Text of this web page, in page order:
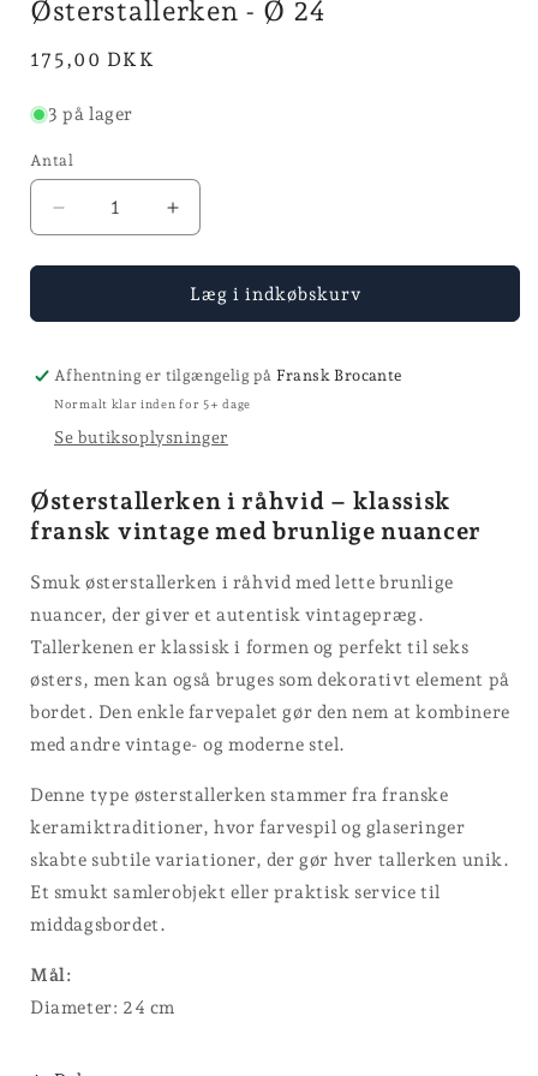
1
Østerstallerken - Ø 24
Normalpris
175,00 DKK
3 på lager
Antal
Reducer
antallet
for
Østerstallerken
-
24
Øg
antallet
for
Østerstallerken
-
24
Læg i indkøbskurv
Afhentning er tilgængelig på Fransk Brocante
Normalt klar inden for 5+ dage
Se butiksoplysninger
Østerstallerken i råhvid – klassisk
fransk vintage med brunlige nuancer
Smuk østerstallerken i råhvid med lette brunlige
nuancer, der giver et autentisk vintagepræg.
Tallerkenen er klassisk i formen og perfekt til seks
østers, men kan også bruges som dekorativt element på
bordet. Den enkle farvepalet gør den nem at kombinere
med andre vintage- og moderne stel.
Denne type østerstallerken stammer fra franske
keramiktraditioner, hvor farvespil og glaseringer
skabte subtile variationer, der gør hver tallerken unik.
Et smukt samlerobjekt eller praktisk service til
middagsbordet.
Mål:
Diameter: 24 cm